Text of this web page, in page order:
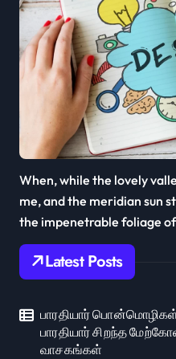
When, while the lovely
me, and the meridian sun
the impenetrable foliage
Latest Posts
பாரதியார் பொன்மொழிகள்
பாரதியார் சிறந்த
வாசகங்கள்